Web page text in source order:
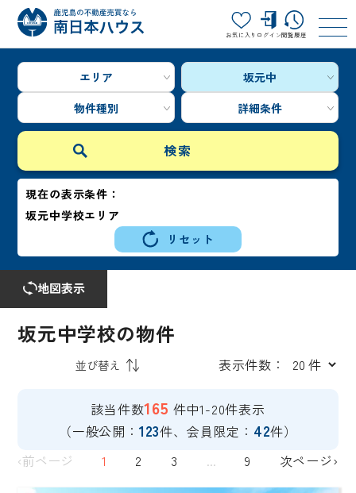
お気に入り ログイン閲覧履歴
エリア
坂元中
物件種別
詳細条件
現在の表示条件：
坂元中学校エリア
リセット
地図表示
坂元中学校の物件
表示件数：
該当件数165 件中1-20件表示
（一般公開： 123件、会員限定： 42件）
‹前ページ
1 2 3 ... 9 次ページ›